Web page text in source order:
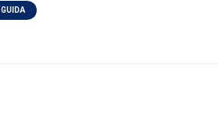
GUIDA